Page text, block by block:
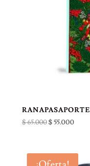
$65.000El
era:
$55.000El
es: